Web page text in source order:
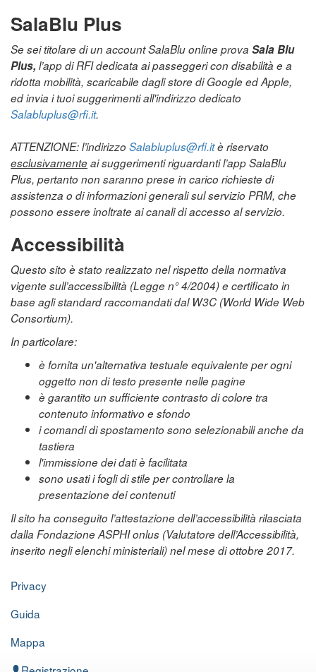
SalaBlu Plus
Se sei titolare di un account SalaBlu online prova Sala Blu
Plus, l’app di RFI dedicata ai passeggeri con disabilità e a
ridotta mobilità, scaricabile dagli store di Google ed Apple,
ed invia i tuoi suggerimenti all'indirizzo dedicato
Salabluplus@rfi.it.
ATTENZIONE: l’indirizzo Salabluplus@rfi.itè riservato
esclusivamenteai suggerimenti riguardanti l’app SalaBlu
Plus, pertanto non saranno prese in carico richieste di
assistenza o di informazioni generali sul servizio PRM, che
possono essere inoltrate ai canali di accesso al servizio.
Accessibilità
Questo sito è stato realizzato nel rispetto della normativa
vigente sull’accessibilità (Legge n° 4/2004) e certificato in
base agli standard raccomandati dal W3C (World Wide Web
Consortium).
In particolare:
è fornita un'alternativa testuale equivalente per ogni
oggetto non di testo presente nelle pagine
è garantito un sufficiente contrasto di colore tra
contenuto informativo e sfondo
i comandi di spostamento sono selezionabili anche da
tastiera
l'immissione dei dati è facilitata
sono usati i fogli di stile per controllare la
presentazione dei contenuti
Il sito ha conseguito l’attestazione dell’accessibilità rilasciata
dalla Fondazione ASPHI onlus (Valutatore dell’Accessibilità,
inserito negli elenchi ministeriali) nel mese di ottobre 2017.
Privacy
Guida
Mappa